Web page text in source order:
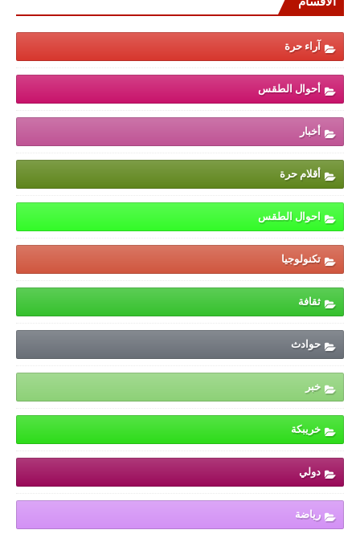
آراء حرة
أحوال الطقس
أخبار
أقلام حرة
احوال الطقس
تكنولوجيا
ثقافة
حوادث
خبر
خريبكة
دولي
رياضة